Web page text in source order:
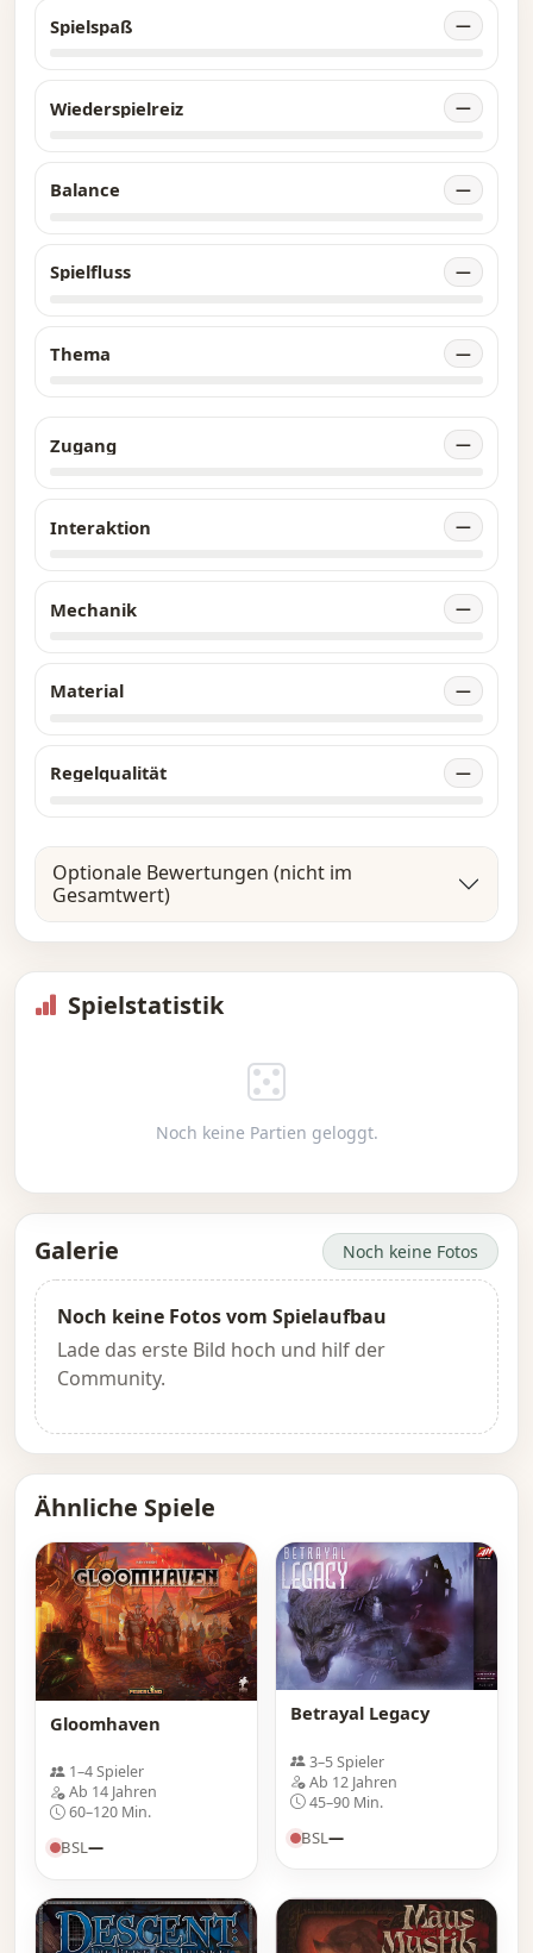
Spielspaß —
Wiederspielreiz —
Balance —
Spielfluss —
Thema —
Zugang —
Interaktion —
Mechanik —
Material —
Regelqualität —
Optionale Bewertungen (nicht im
Gesamtwert)
Spielstatistik
Noch keine Partien geloggt.
Galerie Noch keine Fotos
Noch keine Fotos vom Spielaufbau
Lade das erste Bild hoch und hilf der
Community.
Ähnliche Spiele
Gloomhaven
1–4 Spieler
Ab 14 Jahren
60–120 Min.
BSL—
Betrayal Legacy
3–5 Spieler
Ab 12 Jahren
45–90 Min.
BSL—